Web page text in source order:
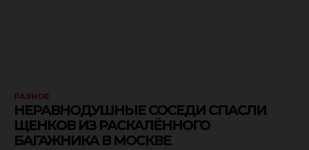
РАЗНОЕ
НЕРАВНОДУШНЫЕ СОСЕДИ СПАСЛИ
ЩЕНКОВ ИЗ РАСКАЛЁННОГО
БАГАЖНИКА В МОСКВЕ